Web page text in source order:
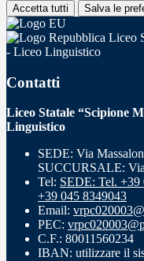
Accetta tutti Salva le
Liceo
- Liceo Linguistico
Contatti
Liceo Statale “Scipione
Linguistico
SEDE: Via
SUCCURSALE:
Tel: SEDE: Tel.
+39 045 8349043
Email:
PEC:
C.F.: 80011560234
IBAN: utilizzare il